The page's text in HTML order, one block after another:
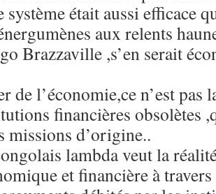
système était aussi efficace
aux relents
Brazzaville ,s’en serait
de l’économie,ce n’est pas
financières obsolètes
missions d’origine..
lambda veut la
et financière à